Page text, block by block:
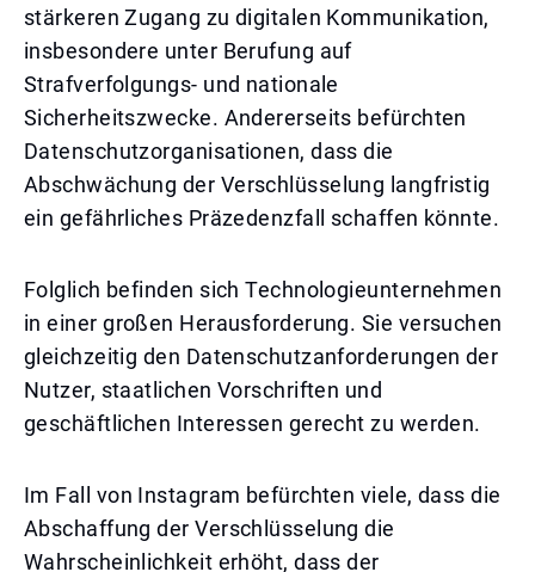
stärkeren Zugang zu digitalen Kommunikation,
insbesondere unter Berufung auf
Strafverfolgungs- und nationale
Sicherheitszwecke. Andererseits befürchten
Datenschutzorganisationen, dass die
Abschwächung der Verschlüsselung langfristig
ein gefährliches Präzedenzfall schaffen könnte.
Folglich befinden sich Technologieunternehmen
in einer großen Herausforderung. Sie versuchen
gleichzeitig den Datenschutzanforderungen der
Nutzer, staatlichen Vorschriften und
geschäftlichen Interessen gerecht zu werden.
Im Fall von Instagram befürchten viele, dass die
Abschaffung der Verschlüsselung die
Wahrscheinlichkeit erhöht, dass der